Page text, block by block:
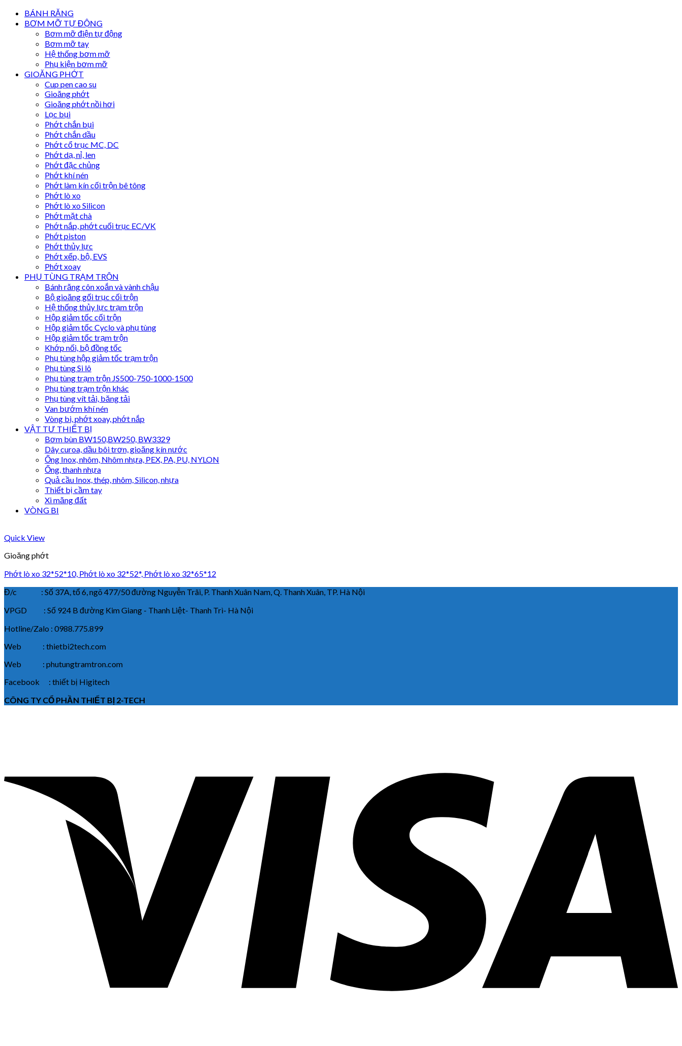
BÁNH RĂNG
BƠM MỠ TỰ ĐỘNG
Bơm mỡ điện tự động
Bơm mỡ tay
Hệ thống bơm mỡ
Phụ kiện bơm mỡ
GIOĂNG PHỚT
Cup pen cao su
Gioăng phớt
Gioăng phớt nồi hơi
Lọc bụi
Phớt chắn bụi
Phớt chắn dầu
Phớt cổ trục MC, DC
Phớt dạ, nỉ, len
Phớt đặc chủng
Phớt khí nén
Phớt làm kín cối trộn bê tông
Phớt lò xo
Phớt lò xo Silicon
Phớt mặt chà
Phớt nắp, phớt cuối trục EC/VK
Phớt piston
Phớt thủy lực
Phớt xếp, bộ, EVS
Phớt xoay
PHỤ TÙNG TRẠM TRỘN
Bánh răng côn xoắn và vành chậu
Bộ gioăng gối trục cối trộn
Hệ thống thủy lực trạm trộn
Hộp giảm tốc cối trộn
Hộp giảm tốc Cyclo và phụ tùng
Hộp giảm tốc trạm trộn
Khớp nối, bộ đồng tốc
Phụ tùng hộp giảm tốc trạm trộn
Phụ tùng Si lô
Phụ tùng trạm trộn JS500-750-1000-1500
Phụ tùng trạm trộn khác
Phụ tùng vít tải, băng tải
Van bướm khí nén
Vòng bi, phớt xoay, phớt nắp
VẬT TƯ THIẾT BỊ
Bơm bùn BW150,BW250, BW3329
Dây curoa, dầu bôi trơn, gioăng kín nước
Ống Inox, nhôm, Nhôm nhựa, PEX, PA, PU, NYLON
Ống, thanh nhựa
Quả cầu Inox, thép, nhôm, Silicon, nhựa
Thiết bị cầm tay
Xi măng đất
VÒNG BI
Quick View
Gioăng phớt
Phớt lò xo 32*52*10, Phớt lò xo 32*52*, Phớt lò xo 32*65*12
Đ/c : Số 37A, tổ 6, ngõ 477/50 đường Nguyễn Trãi, P. Thanh Xuân Nam, Q. Thanh Xuân, TP. Hà Nội
VPGD : Số 924 B đường Kim Giang - Thanh Liệt- Thanh Trì- Hà Nội
Hotline/Zalo : 0988.775.899
Web : thietbi2tech.com
Web : phutungtramtron.com
Facebook : thiết bị Higitech
CÔNG TY CỔ PHẦN THIẾT BỊ 2-TECH